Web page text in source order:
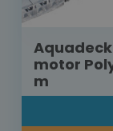
motor
m